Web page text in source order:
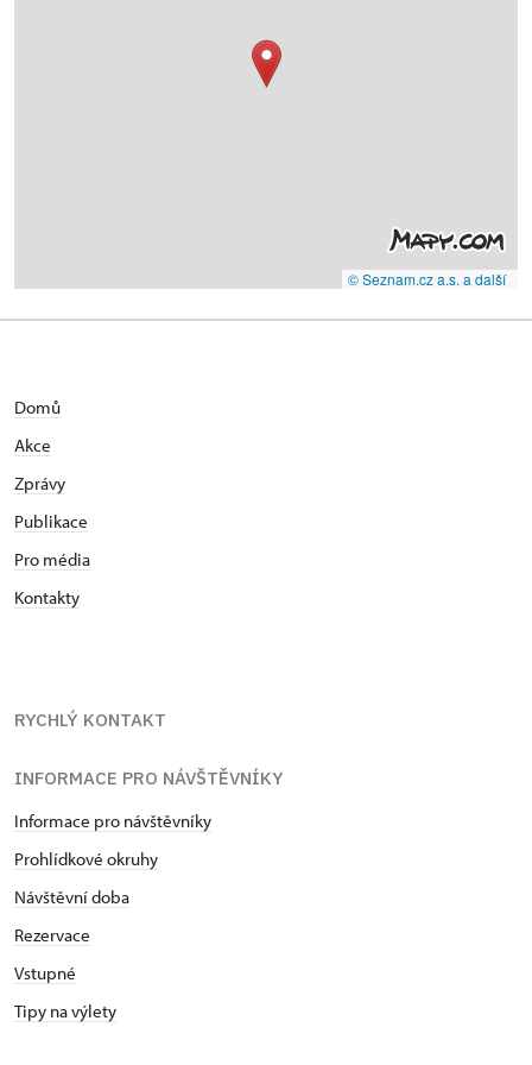
© Seznam.cz a.s. a další
Domů
Akce
Zprávy
Publikace
Pro média
Kontakty
RYCHLÝ KONTAKT
INFORMACE PRO NÁVŠTĚVNÍKY
Informace pro návštěvníky
Prohlídkové okruhy
Návštěvní doba
Rezervace
Vstupné
Tipy na výlety